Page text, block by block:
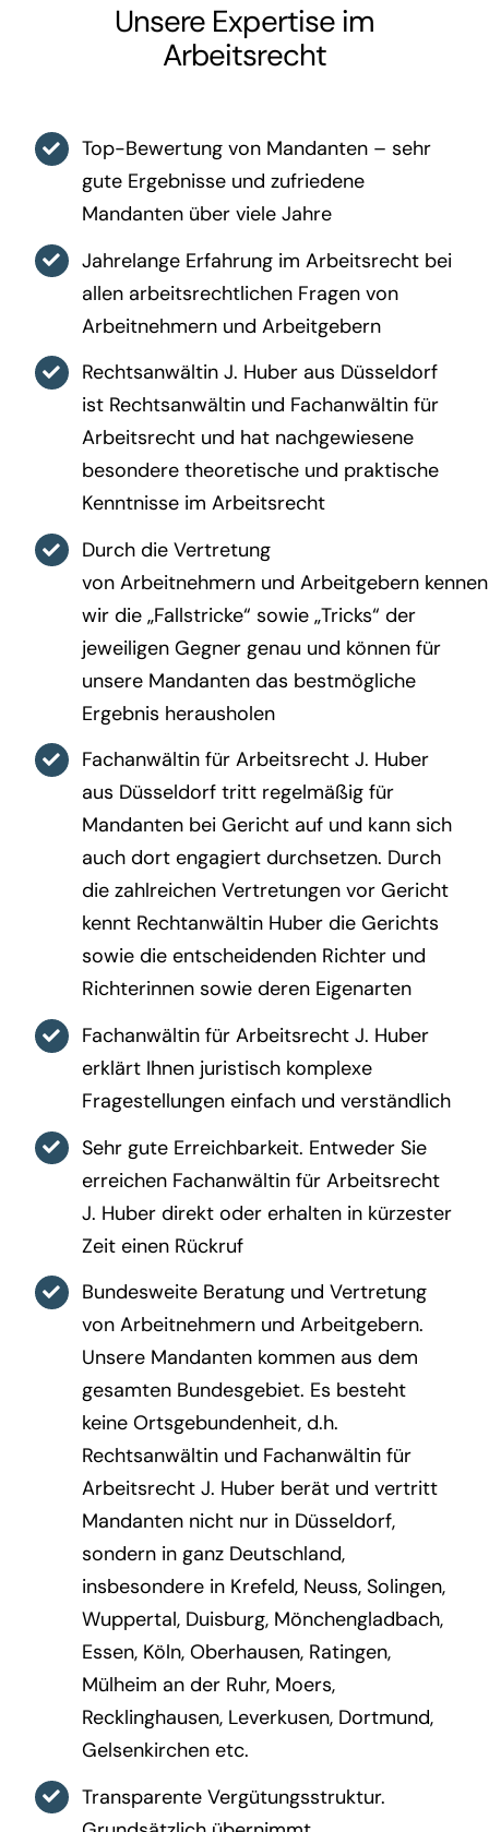
Unsere Expertise im
Arbeitsrecht
Top-Bewertung von Mandanten – sehr
gute Ergebnisse und zufriedene
Mandanten über viele Jahre
Jahrelange Erfahrung im Arbeitsrecht bei
allen arbeitsrechtlichen Fragen von
Arbeitnehmern und Arbeitgebern
Rechtsanwältin J. Huber aus Düsseldorf
ist Rechtsanwältin und Fachanwältin für
Arbeitsrecht und hat nachgewiesene
besondere theoretische und praktische
Kenntnisse im Arbeitsrecht
Durch die Vertretung
von Arbeitnehmern und Arbeitgebern kennen
wir die „Fallstricke“ sowie „Tricks“ der
jeweiligen Gegner genau und können für
unsere Mandanten das bestmögliche
Ergebnis herausholen
Fachanwältin für Arbeitsrecht J. Huber
aus Düsseldorf tritt regelmäßig für
Mandanten bei Gericht auf und kann sich
auch dort engagiert durchsetzen. Durch
die zahlreichen Vertretungen vor Gericht
kennt Rechtanwältin Huber die Gerichts
sowie die entscheidenden Richter und
Richterinnen sowie deren Eigenarten
Fachanwältin für Arbeitsrecht J. Huber
erklärt Ihnen juristisch komplexe
Fragestellungen einfach und verständlich
Sehr gute Erreichbarkeit. Entweder Sie
erreichen Fachanwältin für Arbeitsrecht
J. Huber direkt oder erhalten in kürzester
Zeit einen Rückruf
Bundesweite Beratung und Vertretung
von Arbeitnehmern und Arbeitgebern.
Unsere Mandanten kommen aus dem
gesamten Bundesgebiet. Es besteht
keine Ortsgebundenheit, d.h.
Rechtsanwältin und Fachanwältin für
Arbeitsrecht J. Huber berät und vertritt
Mandanten nicht nur in Düsseldorf,
sondern in ganz Deutschland,
insbesondere in Krefeld, Neuss, Solingen,
Wuppertal, Duisburg, Mönchengladbach,
Essen, Köln, Oberhausen, Ratingen,
Mülheim an der Ruhr, Moers,
Recklinghausen, Leverkusen, Dortmund,
Gelsenkirchen etc.
Transparente Vergütungsstruktur.